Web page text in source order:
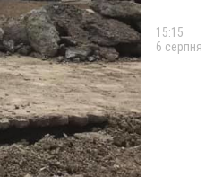
15:15
6 серпня